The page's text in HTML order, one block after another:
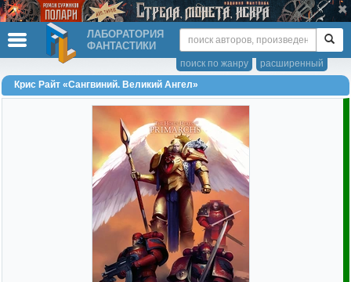
ЛАБОРАТОРИЯ
ФАНТАСТИКИ
расширенный
поиск по жанру
Крис Райт «Сангвиний. Великий Ангел»